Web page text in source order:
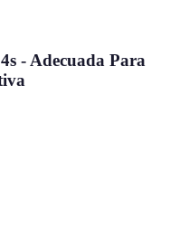
- Adecuada Para